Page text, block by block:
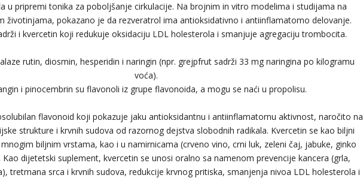
u pripremi tonika za poboljšanje cirkulacije. Na brojnim in vitro modelima i studijama na
životinjama, pokazano je da rezveratrol ima antioksidativno i antiinflamatomo delovanje.
i kvercetin koji redukuje oksidaciju LDL holesterola i smanjuje agregaciju trombocita.
rutin, diosmin, hesperidin i naringin (npr. grejpfrut sadrži 33 mg naringina po kilogramu
voća).
i pinocembrin su flavonoli iz grupe flavonoida, a mogu se naći u propolisu.
flavonoid koji pokazuje jaku antioksidantnu i antiinflamatornu aktivnost, naročito na
strukture i krvnih sudova od razornog dejstva slobodnih radikala. Kvercetin se kao biljni
biljnim vrstama, kao i u namirnicama (crveno vino, crni luk, zeleni čaj, jabuke, ginko
dijetetski suplement, kvercetin se unosi oralno sa namenom prevencije kancera (grla,
tretmana srca i krvnih sudova, redukcije krvnog pritiska, smanjenja nivoa LDL holesterola i